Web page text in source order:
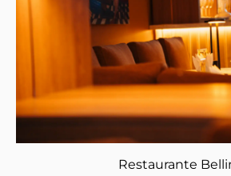
Restaurante